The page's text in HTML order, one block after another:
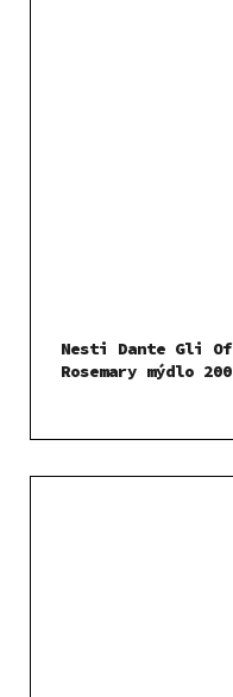
Nesti Dante Gli
Rosemary mýdlo